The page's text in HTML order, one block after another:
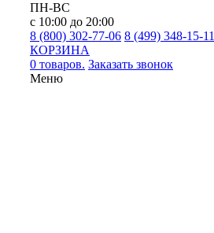
ПН-ВС
с 10:00 до 20:00
8 (800) 302-77-06 8 (499) 348-15-11
КОРЗИНА
0 товаров. Заказать звонок
Меню